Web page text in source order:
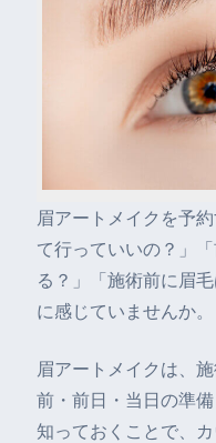
眉アートメイクを予
て行っていいの？」
る？」「施術前に眉
に感じていませんか。
眉アートメイクは、
前・前日・当日の準
知っておくことで、